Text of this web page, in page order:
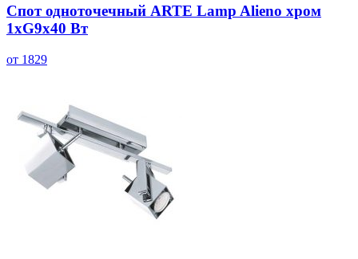
Спот одноточечный ARTE Lamp Alieno хром
1хG9х40 Вт
от 1829